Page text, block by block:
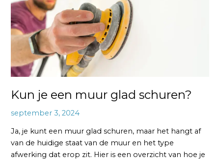
Kun je een muur glad schuren?
september 3, 2024
Ja, je kunt een muur glad schuren, maar het hangt af
van de huidige staat van de muur en het type
afwerking dat erop zit. Hier is een overzicht van hoe je
je
een
muur
glad
schuren?